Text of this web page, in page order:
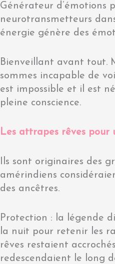
Générateur d’émotions
neurotransmetteurs
énergie génère des
Bienveillant avant tout.
sommes incapable de
est impossible et il est
pleine conscience.
Les attrapes rêves pour
Ils sont originaires des
amérindiens
des ancêtres.
Protection : la légende
la nuit pour retenir les
rêves restaient
redescendaient le long